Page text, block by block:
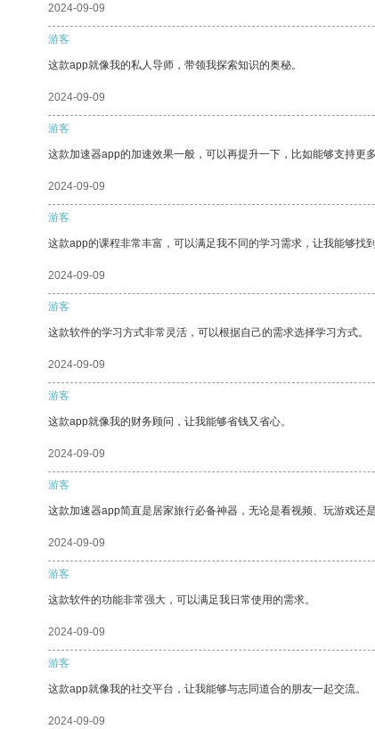
2024-09-09
游客
这款app就像我的私人导师，带领我探索知识的奥秘。
2024-09-09
游客
这款加速器app的加速效果一般，可以再提升一下，比如能够支持更多
2024-09-09
游客
这款app的课程非常丰富，可以满足我不同的学习需求，让我能够找
2024-09-09
游客
这款软件的学习方式非常灵活，可以根据自己的需求选择学习方式。
2024-09-09
游客
这款app就像我的财务顾问，让我能够省钱又省心。
2024-09-09
游客
这款加速器app简直是居家旅行必备神器，无论是看视频、玩游戏还
2024-09-09
游客
这款软件的功能非常强大，可以满足我日常使用的需求。
2024-09-09
游客
这款app就像我的社交平台，让我能够与志同道合的朋友一起交流。
2024-09-09